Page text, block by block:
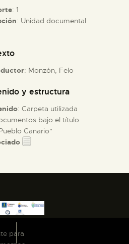
: 1
: Unidad documental
: Monzón, Felo
y estructura
: Carpeta utilizada
bajo el título
Canario"
para